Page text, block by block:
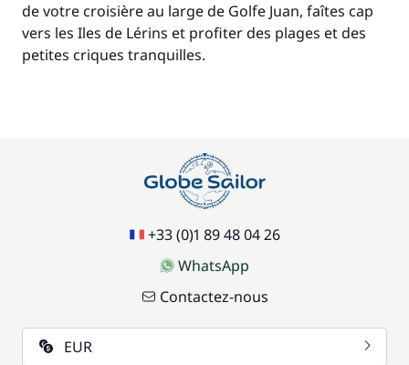
de votre croisière au large de Golfe Juan, faîtes cap
vers les Iles de Lérins et profiter des plages et des
petites criques tranquilles.
+33 (0)1 89 48 04 26
WhatsApp
Contactez-nous
EUR